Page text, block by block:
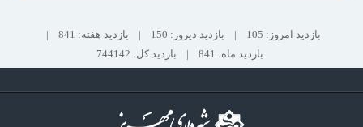
بازدید امروز: 105 | بازدید دیروز: 150 | بازدید هفته: 841
|
بازدید ماه: 841
| بازدید کل: 744142